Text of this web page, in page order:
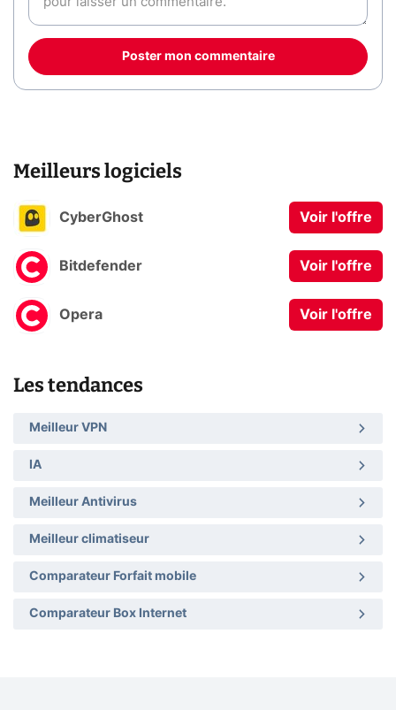
Poster mon commentaire
Meilleurs logiciels
CyberGhost Voir l'offre
Bitdefender Voir l'offre
Opera Voir l'offre
Les tendances
Meilleur VPN
IA
Meilleur Antivirus
Meilleur climatiseur
Comparateur Forfait mobile
Comparateur Box Internet